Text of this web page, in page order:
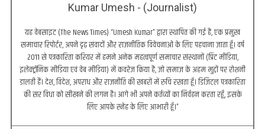
Kumar Umesh - (Journalist)
यह वेबसाइट (The News Times) “Umesh Kumar” द्वारा स्थापित की गई है, एक प्रमुख
समाचार रिपोर्टर, अपने दृढ़ संवादों और राजनीतिक विवेचनाओं के लिए पहचाना जाता हूँ। वर्ष
2011 से पत्रकारिता करियर में हमने अनेक महत्वपूर्ण समाचार संस्थानों (प्रिंट मीडिया,
इलेक्ट्रॉनिक मीडिया एवं वेब मीडिया) में कवरेज किया है, जो समाज के अहम मुद्दों पर रोशनी
डालती हैं। देश, विदेश, अपराध और राजनीति की खबरों में रुचि रखता हूँ। डिजिटल पत्रकारिता
की सर विधा को सीखने की लगन है। आगे भी अपने कर्तव्यों का निर्वहन करता रहूँ, इसके
लिए आपके स्नेह के लिए आभारी हूँ।”